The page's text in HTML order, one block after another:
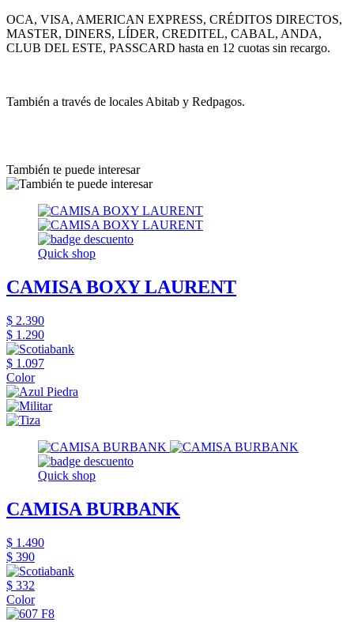
OCA, VISA, AMERICAN EXPRESS, CRÉDITOS DIRECTOS,
MASTER, DINERS, LÍDER, CREDITEL, CABAL, ANDA,
CLUB DEL ESTE, PASSCARD hasta en 12 cuotas sin recargo.
También a través de locales Abitab y Redpagos.
También te puede interesar
Quick shop
CAMISA BOXY LAURENT
$ 2.390
$ 1.290
$ 1.097
Color
Quick shop
CAMISA BURBANK
$ 1.490
$ 390
$ 332
Color